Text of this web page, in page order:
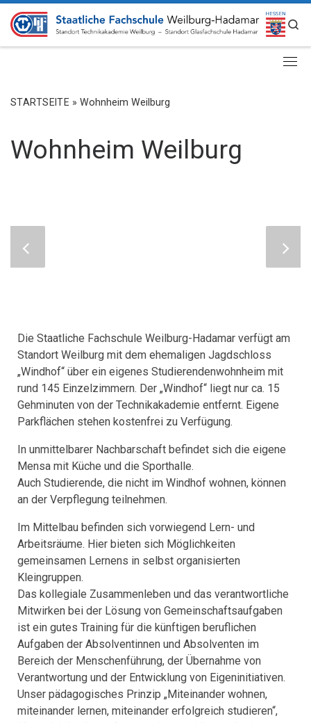
ZUM INHALT SPRINGEN
STARTSEITE » Wohnheim Weilburg
Wohnheim Weilburg
Die Staatliche Fachschule Weilburg-Hadamar verfügt am
Standort Weilburg mit dem ehemaligen Jagdschloss
„Windhof“ über ein eigenes Studierendenwohnheim mit
rund 145 Einzelzimmern. Der „Windhof“ liegt nur ca. 15
Gehminuten von der Technikakademie entfernt. Eigene
Parkflächen stehen kostenfrei zu Verfügung.
In unmittelbarer Nachbarschaft befindet sich die eigene
Mensa mit Küche und die Sporthalle.
Auch Studierende, die nicht im Windhof wohnen, können
an der Verpflegung teilnehmen.
Im Mittelbau befinden sich vorwiegend Lern- und
Arbeitsräume. Hier bieten sich Möglichkeiten
gemeinsamen Lernens in selbst organisierten
Kleingruppen.
Das kollegiale Zusammenleben und das verantwortliche
Mitwirken bei der Lösung von Gemeinschaftsaufgaben
ist ein gutes Training für die künftigen beruflichen
Aufgaben der Absolventinnen und Absolventen im
Bereich der Menschenführung, der Übernahme von
Verantwortung und der Entwicklung von Eigeninitiativen.
Unser pädagogisches Prinzip „Miteinander wohnen,
miteinander lernen, miteinander erfolgreich studieren“,